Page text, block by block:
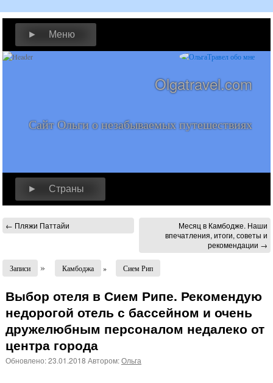
► Меню
Olgatravel.com
Сайт Ольги о незабываемых путешествиях
► Страны
← Пляжи Паттайи
Месяц в Камбодже. Наши
впечатления, итоги, советы и
рекомендации →
Записи » Камбоджа » Сием Рип
Выбор отеля в Сием Рипе. Рекомендую
недорогой отель с бассейном и очень
дружелюбным персоналом недалеко от
центра города
Обновлено:23.01.2018 Автором:Ольга